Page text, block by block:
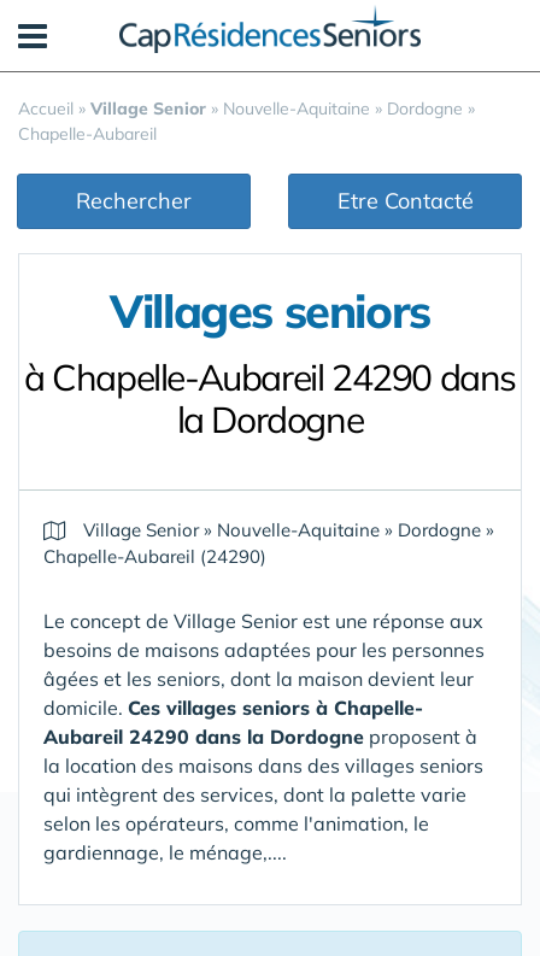
Accueil » Village Senior » Nouvelle-Aquitaine » Dordogne »
Chapelle-Aubareil
Rechercher Etre Contacté
Villages seniors
à Chapelle-Aubareil 24290 dans
la Dordogne
Village Senior» Nouvelle-Aquitaine » Dordogne »
Chapelle-Aubareil (24290)
Le concept de Village Senior est une réponse aux
besoins de maisons adaptées pour les personnes
âgées et les seniors, dont la maison devient leur
domicile. Ces villages seniors à Chapelle-
Aubareil 24290 dans la Dordogne proposent à
la location des maisons dans des villages seniors
qui intègrent des services, dont la palette varie
selon les opérateurs, comme l'animation, le
gardiennage, le ménage,....